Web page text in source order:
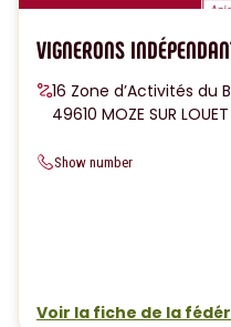
VIGNERONS
16 Zone d’Activités du
49610 MOZE SUR LOUET
Show number
Voir la fiche de la